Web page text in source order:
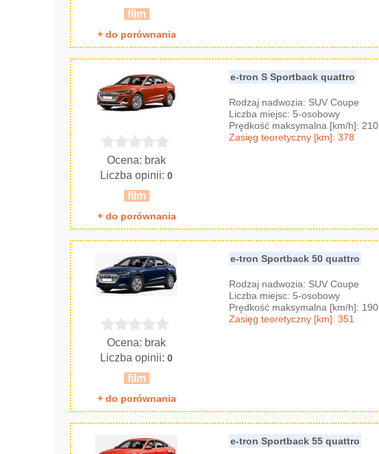
film
+ do porównania
e-tron S Sportback quattro
Ocena: brak
Liczba opinii:0
film
Rodzaj nadwozia: SUV Coupe
Liczba miejsc: 5-osobowy
Prędkość maksymalna [km/h]: 210
Zasięg teoretyczny [km]: 378
+ do porównania
e-tron Sportback 50 quattro
Ocena: brak
Liczba opinii:0
film
Rodzaj nadwozia: SUV Coupe
Liczba miejsc: 5-osobowy
Prędkość maksymalna [km/h]: 190
Zasięg teoretyczny [km]: 351
+ do porównania
e-tron Sportback 55 quattro